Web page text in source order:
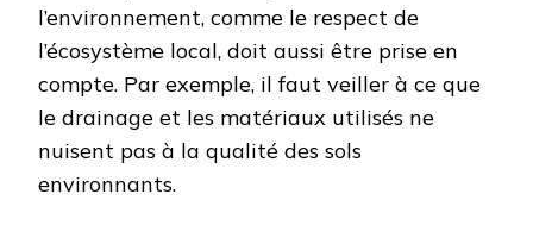
l’environnement, comme le respect de
l’écosystème local, doit aussi être prise en
compte. Par exemple, il faut veiller à ce que
le drainage et les matériaux utilisés ne
nuisent pas à la qualité des sols
environnants.